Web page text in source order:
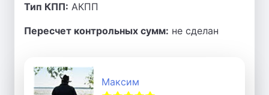
Тип КПП: АКПП
Пересчет контрольных сумм: не сделан
Максим